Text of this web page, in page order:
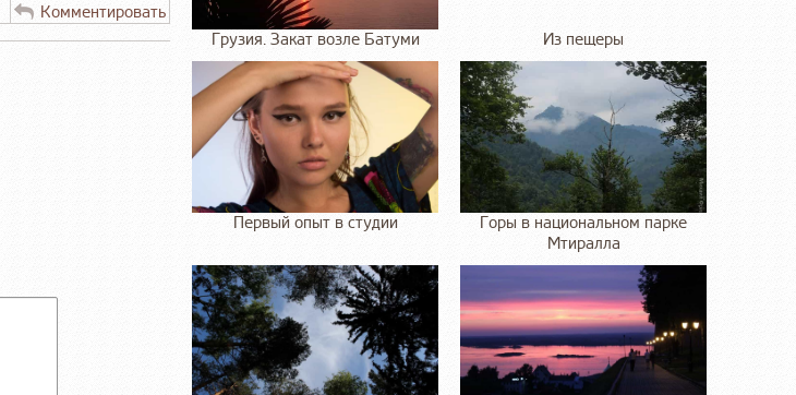
Комментировать
Грузия. Закат возле Батуми Из пещеры
Первый опыт в студии
Горы в национальном парке
Мтиралла